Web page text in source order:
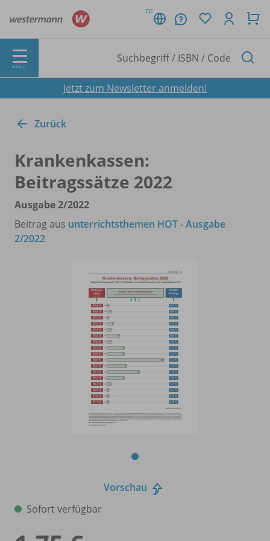
DE
MENÜ
Jetzt zum Newsletter anmelden!
Zurück
Krankenkassen:
Beitragssätze 2022
Ausgabe 2/2022
Beitrag aus unterrichtsthemen HOT - Ausgabe
2/2022
Vorschau
Sofort verfügbar